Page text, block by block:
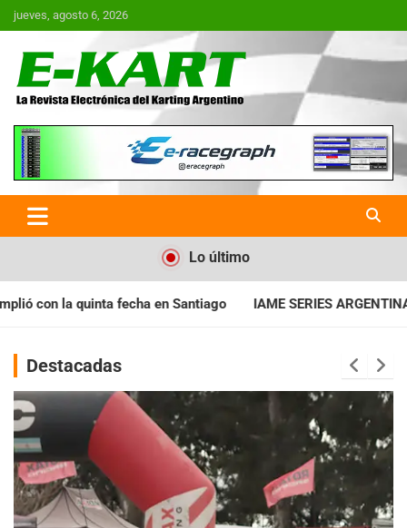
Saltar
al
jueves, agosto 6, 2026
E-Kart.com.ar | La Revista
Electrónica del Karting en
Argentina
Lo último
en Santiago IAME SERIES ARGENTINA: Horarios para la
Destacadas